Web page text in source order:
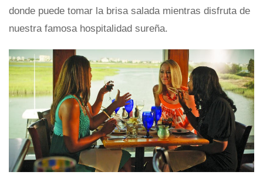
donde puede tomar la brisa salada mientras disfruta de
nuestra famosa hospitalidad sureña.